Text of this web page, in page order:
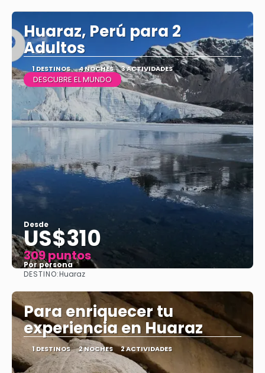
Huaraz, Perú para 2
Adultos
1 DESTINOS 4 NOCHES 3 ACTIVIDADES
DESCUBRE EL MUNDO
Desde
US$310
309 puntos
Por persona
DESTINO:Huaraz
Para enriquecer tu
experiencia en Huaraz
1 DESTINOS 2 NOCHES 2 ACTIVIDADES